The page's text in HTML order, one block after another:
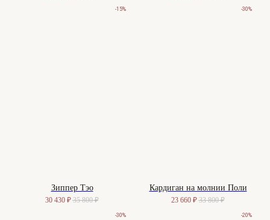
-15%
Зиппер Тэо
30 430 ₽ 35 800 ₽
-30%
Кардиган на молнии Поли
23 660 ₽ 33 800 ₽
-30% -20%